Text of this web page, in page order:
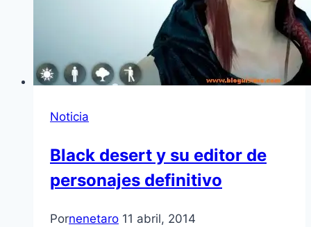
Noticia
Black desert y su editor de
personajes definitivo
Pornenetaro 11 abril, 2014